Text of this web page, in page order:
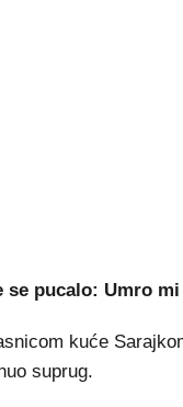
se pucalo: Umro
kuće
suprug.